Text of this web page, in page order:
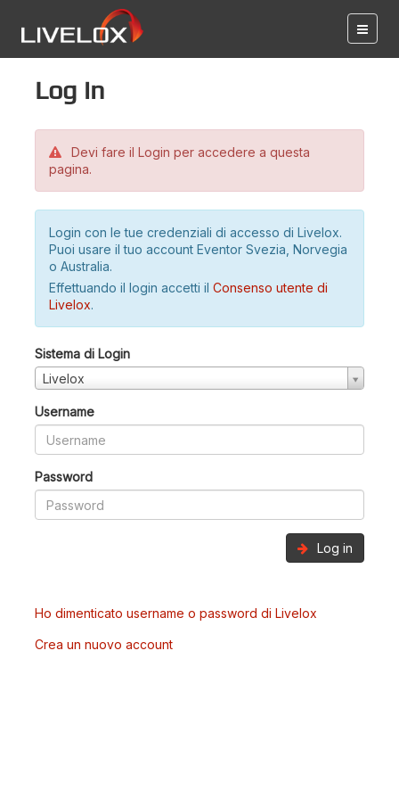
Log in
Devi fare il Login per accedere a questa
pagina.
Login con le tue credenziali di accesso di Livelox.
Puoi usare il tuo account Eventor Svezia, Norvegia
o Australia.
Effettuando il login accetti il Consenso utente di
Livelox.
Sistema di Login
Livelox
Username
Password
Log in
Ho dimenticato username o password di Livelox
Crea un nuovo account